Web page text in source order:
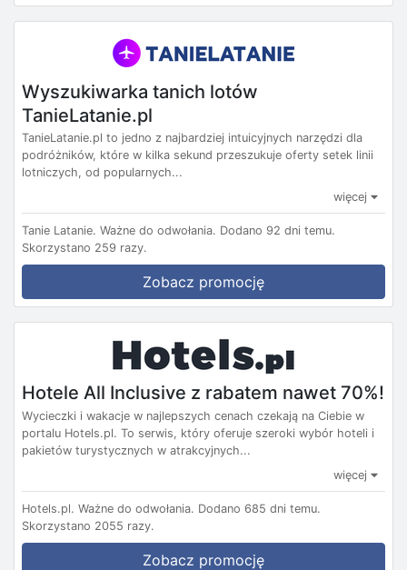
Wyszukiwarka tanich lotów
TanieLatanie.pl
TanieLatanie.pl to jedno z najbardziej intuicyjnych narzędzi dla
podróżników, które w kilka sekund przeszukuje oferty setek linii
lotniczych, od popularnych...
więcej
Tanie Latanie. Ważne do odwołania. Dodano 92 dni temu.
Skorzystano 259 razy.
Zobacz promocję
Hotele All Inclusive z rabatem nawet 70%!
Wycieczki i wakacje w najlepszych cenach czekają na Ciebie w
portalu Hotels.pl. To serwis, który oferuje szeroki wybór hoteli i
pakietów turystycznych w atrakcyjnych...
więcej
Hotels.pl. Ważne do odwołania. Dodano 685 dni temu.
Skorzystano 2055 razy.
Zobacz promocję